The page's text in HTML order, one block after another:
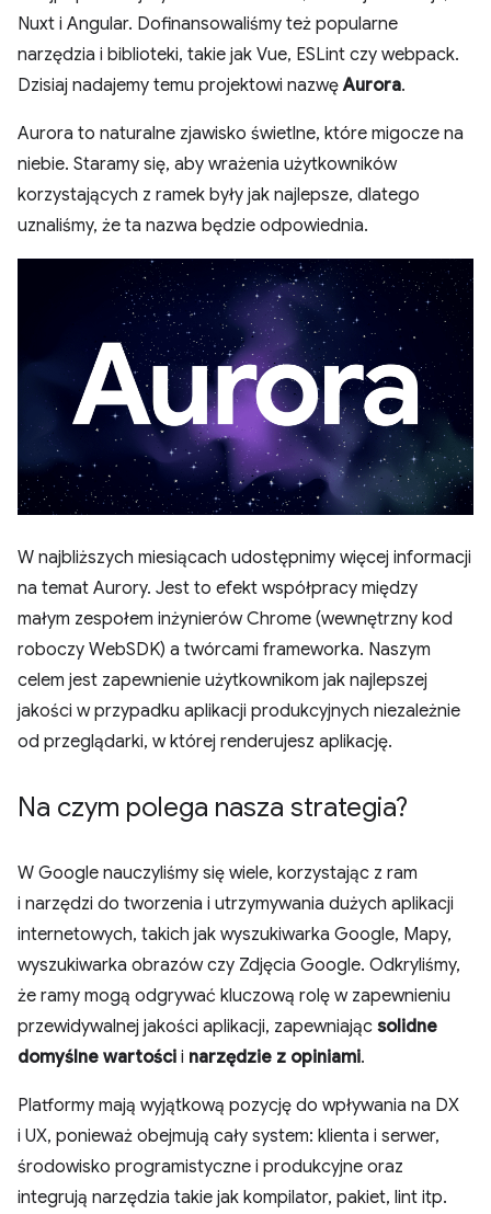
Nuxt i Angular. Dofinansowaliśmy też popularne
narzędzia i biblioteki, takie jak Vue, ESLint czy webpack.
Dzisiaj nadajemy temu projektowi nazwęAurora.
Aurora to naturalne zjawisko świetlne, które migocze na
niebie. Staramy się, aby wrażenia użytkowników
korzystających z ramek były jak najlepsze, dlatego
uznaliśmy, że ta nazwa będzie odpowiednia.
W najbliższych miesiącach udostępnimy więcej informacji
na temat Aurory. Jest to efekt współpracy między
małym zespołem inżynierów Chrome (wewnętrzny kod
roboczy WebSDK) a twórcami frameworka. Naszym
celem jest zapewnienie użytkownikom jak najlepszej
jakości w przypadku aplikacji produkcyjnych niezależnie
od przeglądarki, w której renderujesz aplikację.
Na czym polega nasza strategia?
W Google nauczyliśmy się wiele, korzystając z ram
i narzędzi do tworzenia i utrzymywania dużych aplikacji
internetowych, takich jak wyszukiwarka Google, Mapy,
wyszukiwarka obrazów czy Zdjęcia Google. Odkryliśmy,
że ramy mogą odgrywać kluczową rolę w zapewnieniu
przewidywalnej jakości aplikacji, zapewniając solidne
domyślne wartości i narzędzie z opiniami.
Platformy mają wyjątkową pozycję do wpływania na DX
i UX, ponieważ obejmują cały system: klienta i serwer,
środowisko programistyczne i produkcyjne oraz
integrują narzędzia takie jak kompilator, pakiet, lint itp.